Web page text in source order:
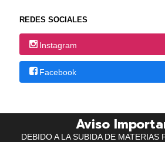
REDES SOCIALES
Instagram
Facebook
Aviso
DEBIDO A LA SUBIDA DE MATERIAS